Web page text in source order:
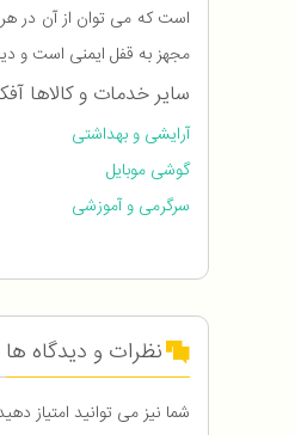
است که می توان از آن در
مجهز به قفل ایمنی است و دیسک های رنده ریز، درشت
سایر خدمات و کالاها
آرایشی و بهداشتی
گوشی موبایل
سرگرمی و آموزشی
نظرات و دیدگاه ها
شما نیز می توانید امتیاز